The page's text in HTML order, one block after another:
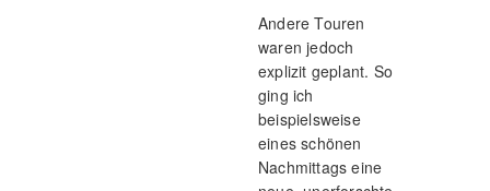
Andere Touren
waren jedoch
explizit geplant. So
ging ich
beispielsweise
eines schönen
Nachmittags eine